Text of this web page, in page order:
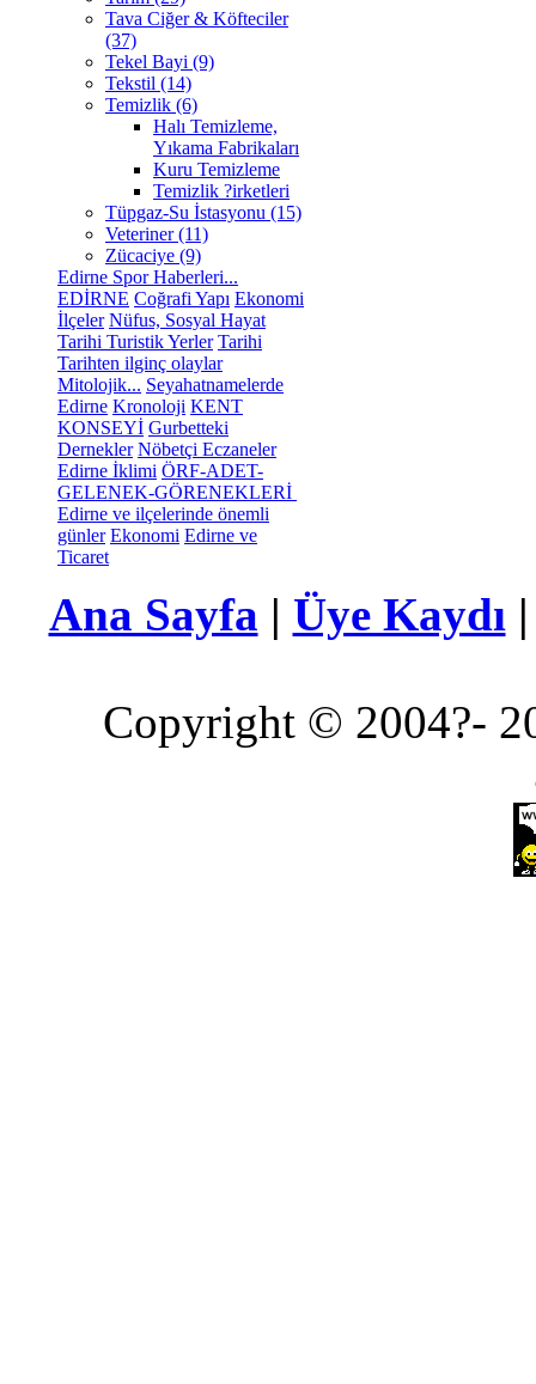
Tava Ciğer & Köfteciler
(37)
Tekel Bayi (9)
Tekstil (14)
Temizlik (6)
Halı Temizleme,
Yıkama Fabrikaları
Kuru Temizleme
Temizlik ?irketleri
Tüpgaz-Su İstasyonu (15)
Veteriner (11)
Zücaciye (9)
Edirne Spor Haberleri...
EDİRNE Coğrafi Yapı Ekonomi
İlçeler Nüfus, Sosyal Hayat
Tarihi Turistik Yerler Tarihi
Tarihten ilginç olaylar
Mitolojik... Seyahatnamelerde
Edirne Kronoloji KENT
KONSEYİ Gurbetteki
Dernekler Nöbetçi Eczaneler
Edirne İklimi ÖRF-ADET-
GELENEK-GÖRENEKLERİ
Edirne ve ilçelerinde önemli
günler Ekonomi Edirne ve
Ticaret
Ana Sayfa | Üye Kaydı
Copyright © 2004?-